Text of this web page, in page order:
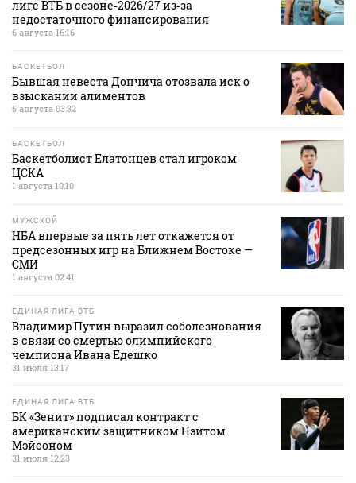
лиге ВТБ в сезоне‑2026/27 из‑за
недостаточного финансирования
6 августа 16:16
БАСКЕТБОЛ
Бывшая невеста Дончича отозвала иск о
взыскании алиментов
5 августа 03:32
БАСКЕТБОЛ
Баскетболист Елатонцев стал игроком
ЦСКА
1 августа 10:10
МУЖСКОЙ
НБА впервые за пять лет откажется от
предсезонных игр на Ближнем Востоке —
СМИ
1 августа 02:41
ЕДИНАЯ ЛИГА ВТБ
Владимир Путин выразил соболезнования
в связи со смертью олимпийского
чемпиона Ивана Едешко
31 июля 13:17
ЕДИНАЯ ЛИГА ВТБ
БК «Зенит» подписал контракт с
американским защитником Нэйтом
Мэйсоном
31 июля 12:23